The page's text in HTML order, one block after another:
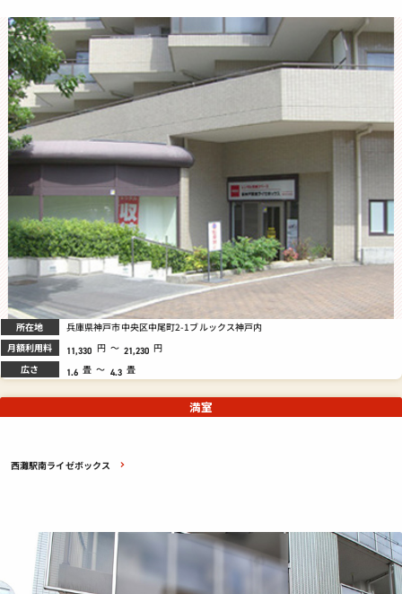
所在地 兵庫県神戸市中央区中尾町2-1ブルックス神戸内
月額利用料 11,330 円 ～ 21,230 円
広さ 1.6 畳 ～ 4.3 畳
西灘駅南ライゼボックス
満室